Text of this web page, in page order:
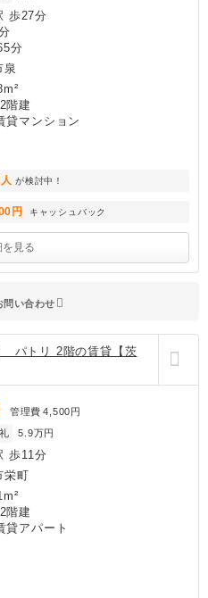
歩27分
分
泉
階建
貸マンション
が検討中！
円 キャッシュバック
を見る
問い合わせ
パトリ 2階の賃貸【茨
管理費 4,500円
礼 5.9万円
歩11分
栄町
階建
貸アパート